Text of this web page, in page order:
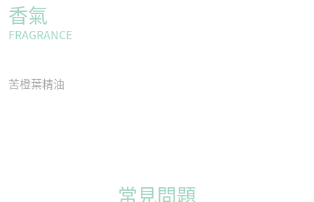
香氣
FRAGRANCE
苦橙葉精油
常見問題